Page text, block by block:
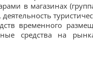
в магазинах
временного
средства на